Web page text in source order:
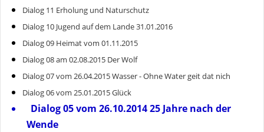
Dialog 11 Erholung und Naturschutz
Dialog 10 Jugend auf dem Lande 31.01.2016
Dialog 09 Heimat vom 01.11.2015
Dialog 08 am 02.08.2015 Der Wolf
Dialog 07 vom 26.04.2015 Wasser - Ohne Water geit dat nich
Dialog 06 vom 25.01.2015 Glück
Dialog 05 vom 26.10.2014 25 Jahre nach der
Wende